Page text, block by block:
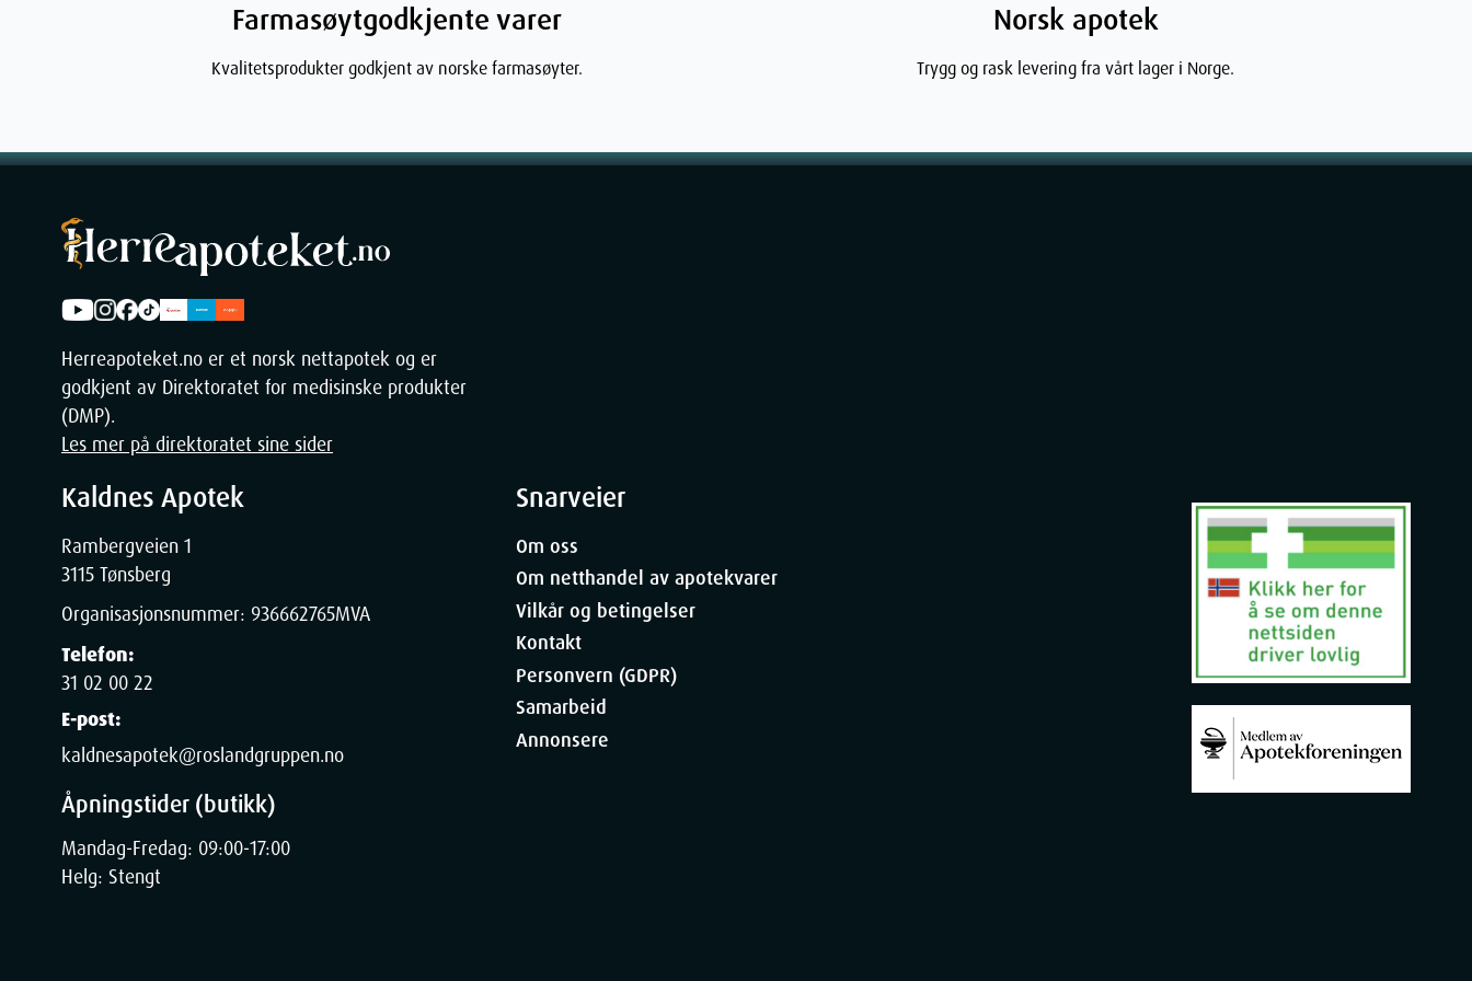
Weight 77g
Farmasøytgodkjente varer
Kvalitetsprodukter godkjent av norske farmasøyter.
Norsk apotek
Trygg og rask levering fra vårt lager i Norge.
Herreapoteket.no er et norsk nettapotek og er
godkjent av Direktoratet for medisinske produkter
(DMP).
Les mer på direktoratet sine sider
Kaldnes Apotek
Rambergveien 1
3115 Tønsberg
Organisasjonsnummer: 936662765MVA
Telefon:
31 02 00 22
E-post:
kaldnesapotek@roslandgruppen.no
Åpningstider (butikk)
Mandag-Fredag: 09:00-17:00
Helg: Stengt
Snarveier
Om oss
Om netthandel av apotekvarer
Vilkår og betingelser
Kontakt
Personvern (GDPR)
Samarbeid
Annonsere